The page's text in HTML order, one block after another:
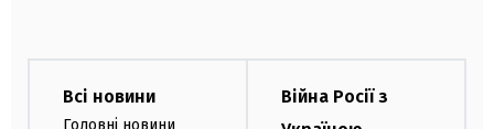
Всі новини
Головні новини
Війна Росії з